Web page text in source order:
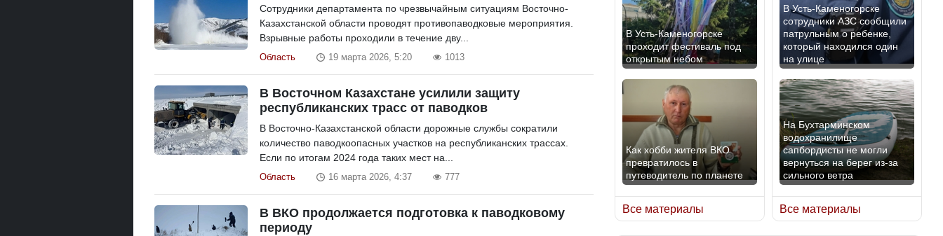
Сотрудники департамента по чрезвычайным ситуациям Восточно-
Казахстанской области проводят противопаводковые мероприятия.
Взрывные работы проходили в течение дву...
Область 19 марта 2026, 5:20 1013
В Восточном Казахстане усилили защиту
республиканских трасс от паводков
В Восточно-Казахстанской области дорожные службы сократили
количество паводкоопасных участков на республиканских трассах.
Если по итогам 2024 года таких мест на...
Область 16 марта 2026, 4:37 777
В ВКО продолжается подготовка к паводковому
периоду
Будут ли представлены
интересы регионов в
Курултае?
Ең төменгі жалақы,
алимент, экология: жеті
партия сайлаушылармен
нені талқылап жатыр?
Трамп официально
вступил в должность
президента США
Луну признали объектом
культурного наследия,
находящегося под угрозой
исчезновения
В Усть-Каменогорске
проходит фестиваль под
открытым небом
Как хобби жителя ВКО
превратилось в
путеводитель по планете
Все материалы
В Усть-Каменогорске
сотрудники АЗС сообщили
патрульным о ребенке,
который находился один
на улице
На Бухтарминском
водохранилище
сапбордисты не могли
вернуться на берег из-за
сильного ветра
Все материалы